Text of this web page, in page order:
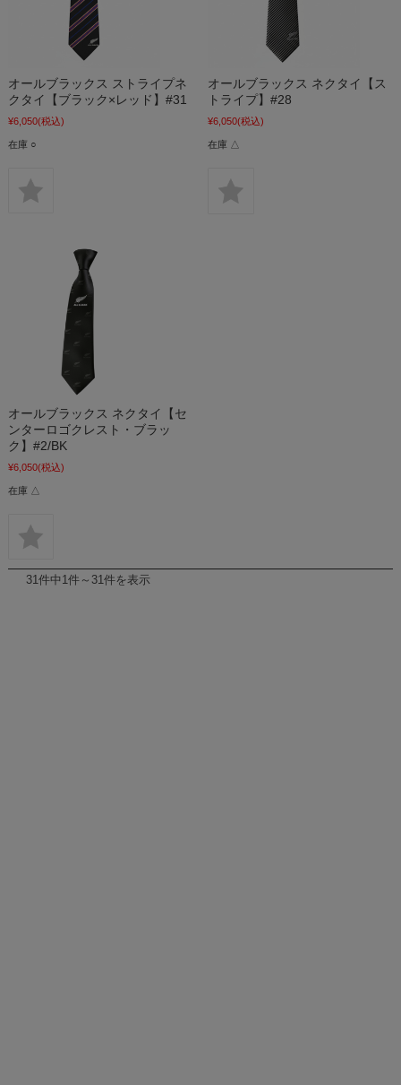
オールブラックス ストライプネ
クタイ【ブラック×レッド】#31
¥6,050(税込)
在庫 ○
オールブラックス ネクタイ【ス
トライプ】#28
¥6,050(税込)
在庫 △
オールブラックス ネクタイ【セ
ンターロゴクレスト・ブラッ
ク】#2/BK
¥6,050(税込)
在庫 △
31件中1件～31件を表示